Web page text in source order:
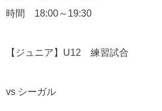
時間 18:00～19:30
【ジュニア】U12 練習試合
vs シーガル